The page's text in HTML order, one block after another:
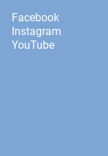
Facebook
Instagram
YouTube